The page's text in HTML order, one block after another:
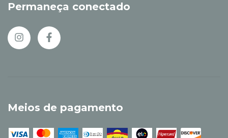
Permaneça conectado
Meios de pagamento